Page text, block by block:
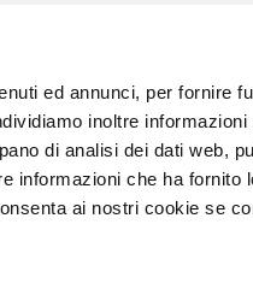
ed annunci, per fornire
inoltre
di analisi dei dati web,
informazioni che ha fornito
ai nostri cookie se